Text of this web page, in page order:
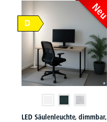
D
Neu
LED Säulenleuchte, dimmbar,